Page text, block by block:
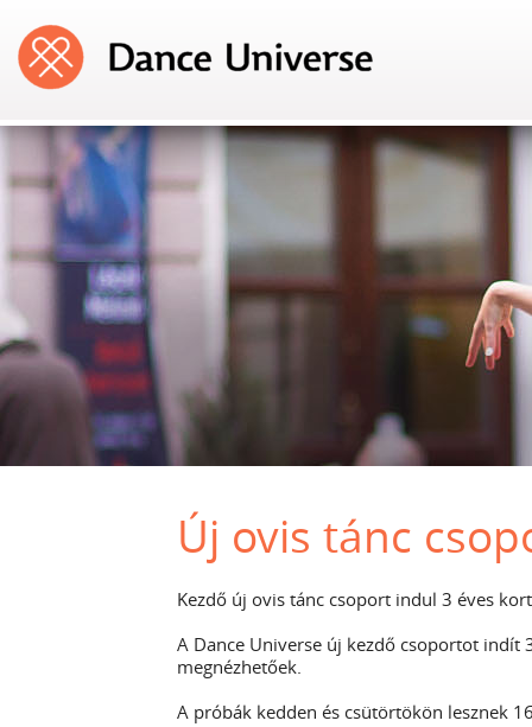
Új ovis tánc
Kezdő új ovis tánc csoport indul 3 éves
A Dance Universe új kezdő csoportot indít
megnézhetőek.
A próbák kedden és csütörtökön lesznek